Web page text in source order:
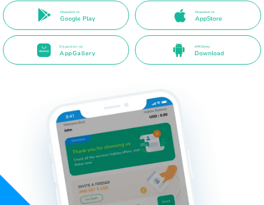
Disponível no
Google Play
Disponível na
AppStore
Disponível na
AppGallery
APK Direto
Download